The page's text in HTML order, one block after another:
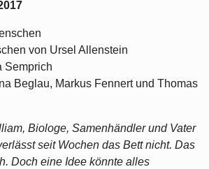
von Ursel Allenstein
Semprich
Beglau, Markus Fennert und Thomas
Biologe, Samenhändler und Vater
seit Wochen das Bett nicht. Das
Doch eine Idee könnte alles